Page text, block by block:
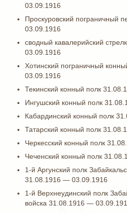
03.09.1916
Проскуровский пограничный
03.09.1916
сводный кавалерийский
03.09.1916
Хотинский пограничный
03.09.1916
Текинский конный полк
Ингушский конный полк
Кабардинский конный полк
Татарский конный полк
Черкесский конный полк
Чеченский конный полк
1-й Аргунский полк
31.08.1916 — 03.09.1916
1-й Верхнеудинский полк
войска 31.08.1916 —